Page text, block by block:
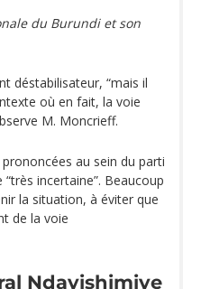
du Burundi et son
déstabilisateur, “mais il
où en fait, la voie
M. Moncrieff.
au sein du parti
incertaine”. Beaucoup
la situation, à éviter que
de la voie
Ndayishimiye